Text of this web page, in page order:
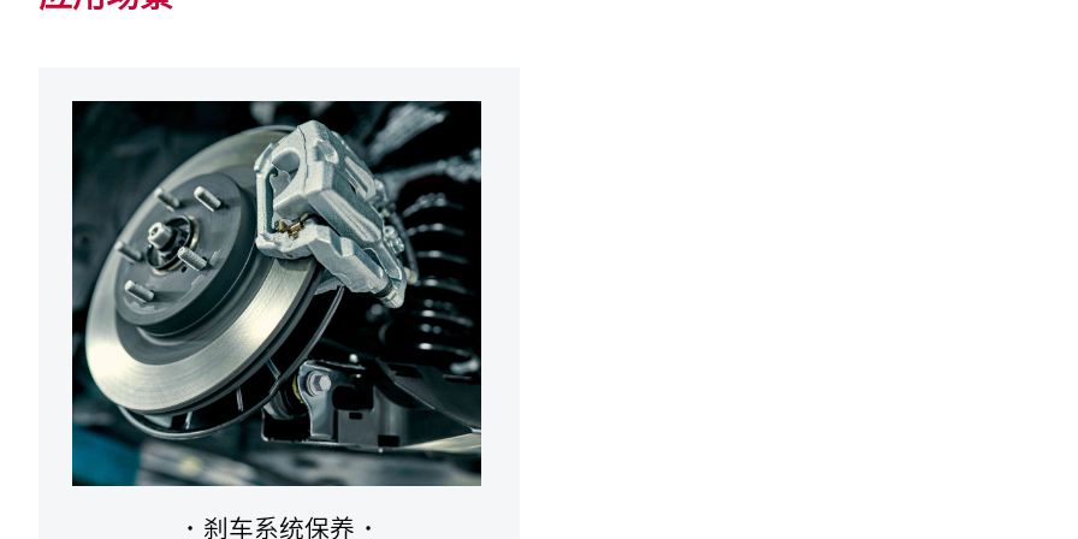
· 刹车系统保养 ·